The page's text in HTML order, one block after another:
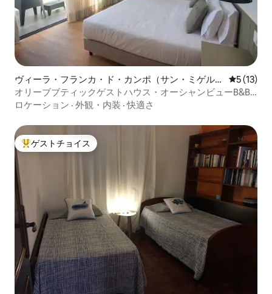
ヴィーラ・フランカ・ド・カンポ（サン・ミゲル）
のホテル客室
レビュー
5 (13)
オリーブブティックゲストハウス・オーシャンビューB&B -
301
ロケーション · 外観・内装 ·快適さ
大好評のゲストチョイスです。
ゲストチョイス